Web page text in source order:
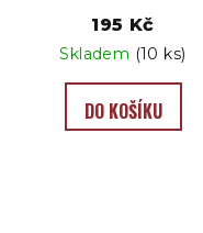
195 Kč
Skladem (10 ks)
DO KOŠÍKU